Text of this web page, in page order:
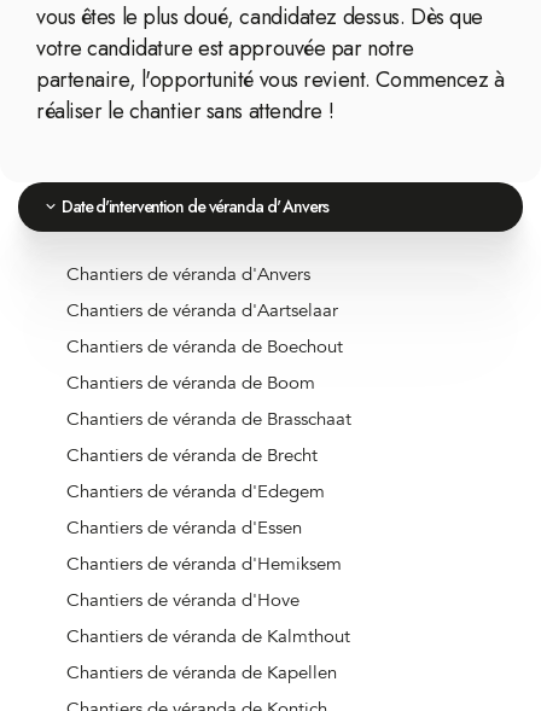
vous êtes le plus doué, candidatez dessus. Dès que
votre candidature est approuvée par notre
partenaire, l'opportunité vous revient. Commencez à
réaliser le chantier sans attendre !
Date d'intervention de véranda d' Anvers
Chantiers de véranda d'Anvers
Chantiers de véranda d'Aartselaar
Chantiers de véranda de Boechout
Chantiers de véranda de Boom
Chantiers de véranda de Brasschaat
Chantiers de véranda de Brecht
Chantiers de véranda d'Edegem
Chantiers de véranda d'Essen
Chantiers de véranda d'Hemiksem
Chantiers de véranda d'Hove
Chantiers de véranda de Kalmthout
Chantiers de véranda de Kapellen